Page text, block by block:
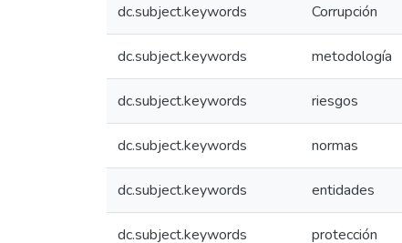
dc.subject.keywords Corrupción
dc.subject.keywords metodología
dc.subject.keywords riesgos
dc.subject.keywords normas
dc.subject.keywords entidades
dc.subject.keywords protección